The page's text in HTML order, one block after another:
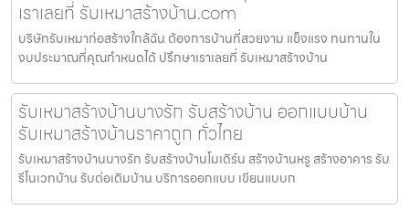
เราเลยที่ รับเหมาสร้างบ้าน.com
บริษัทรับเหมาก่อสร้างใกล้ฉัน ต้องการบ้านที่สวยงาม แข็งแรง ทนทานใน
งบประมาณที่คุณกำหนดได้ ปรึกษาเราเลยที่ รับเหมาสร้างบ้าน
รับเหมาสร้างบ้านบางรัก รับสร้างบ้าน ออกแบบบ้าน
รับเหมาสร้างบ้านราคาถูก ทั่วไทย
รับเหมาสร้างบ้านบางรัก รับสร้างบ้านโมเดิร์น สร้างบ้านหรู สร้างอาคาร รับ
รีโนเวทบ้าน รับต่อเติมบ้าน บริการออกแบบ เขียนแบบก